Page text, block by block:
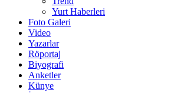
Yurt Haberleri
Foto Galeri
Video
Yazarlar
Röportaj
Biyografi
Anketler
Künye